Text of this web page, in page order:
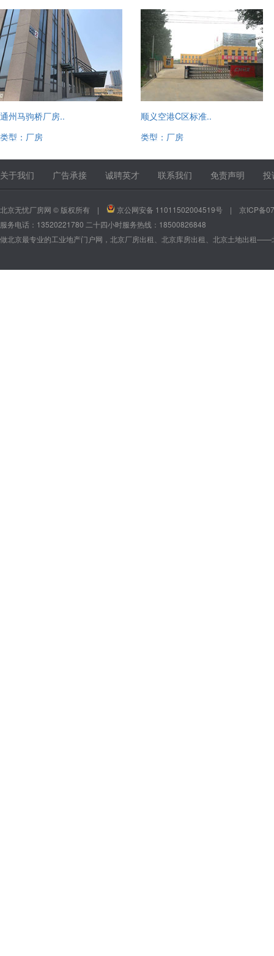
通州马驹桥厂房..
类型：厂房
13520221780
顺义空港C区标准..
类型：厂房
13520221780
关于我们
广告承接 诚聘英才 联系我们 免责声明 投
北京无忧厂房网 © 版权所有 | 京公网安备 11011502004519号 | 京ICP备
服务电话：13520221780 二十四小时服务热线：18500826848
做北京最专业的工业地产门户网，北京厂房出租、北京库房出租、北京土地出租